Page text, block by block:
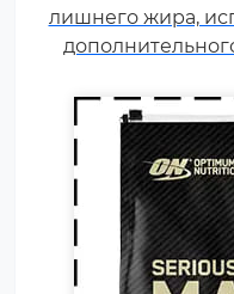
лишнего жира,
встречаются